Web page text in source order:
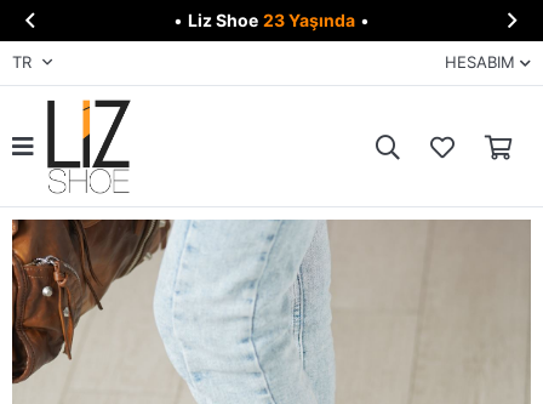
 • Liz Shoe 23 Yaşında • 
TR HESABIM